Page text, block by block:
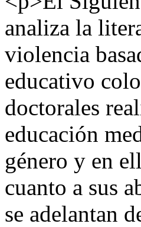
analiza la
violencia
educativo
doctorales
educación
género y en
cuanto a sus
se adelantan